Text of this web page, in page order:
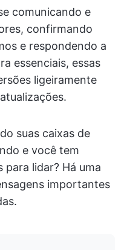
comunicando e
confirmando
e respondendo a
essenciais, essas
ligeiramente
suas caixas de
e você tem
lidar? Há uma
importantes